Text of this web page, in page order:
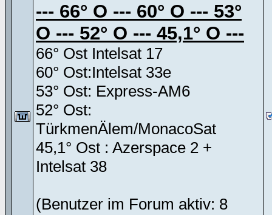
--- 66° O --- 60° O --- 53°
O --- 52° O --- 45,1° O ---
66° Ost Intelsat 17
60° Ost:Intelsat 33e
53° Ost: Express-AM6
52° Ost:
TürkmenÄlem/MonacoSat
45,1° Ost : Azerspace 2 +
Intelsat 38
(Benutzer im Forum aktiv: 8